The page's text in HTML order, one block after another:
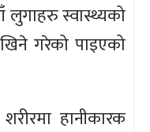
स्वास्थ्यको
गरेको पाइएको
हानीकारक